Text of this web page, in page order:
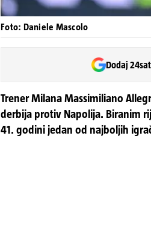
Foto: Daniele Mascolo
Dodaj
Trener Milana Massimiliano
derbija protiv Napolija. Biranim
41. godini jedan od najboljih